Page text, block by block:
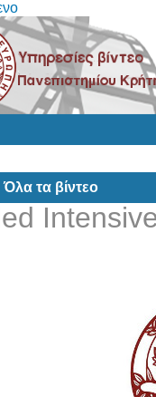
Όλα τα βίντεο